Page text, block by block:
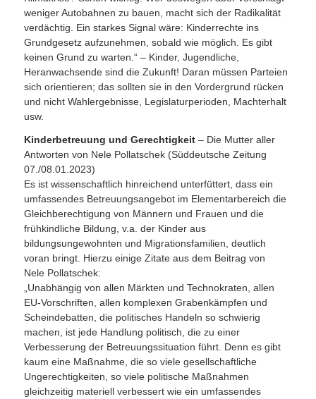
weniger Autobahnen zu bauen, macht sich der Radikalität
verdächtig. Ein starkes Signal wäre: Kinderrechte ins
Grundgesetz aufzunehmen, sobald wie möglich. Es gibt
keinen Grund zu warten.“ – Kinder, Jugendliche,
Heranwachsende sind die Zukunft! Daran müssen Parteien
sich orientieren; das sollten sie in den Vordergrund rücken
und nicht Wahlergebnisse, Legislaturperioden, Machterhalt
usw.
Kinderbetreuung und Gerechtigkeit– Die Mutter aller
Antworten von Nele Pollatschek (Süddeutsche Zeitung
07./08.01.2023)
Es ist wissenschaftlich hinreichend unterfüttert, dass ein
umfassendes Betreuungsangebot im Elementarbereich die
Gleichberechtigung von Männern und Frauen und die
frühkindliche Bildung, v.a. der Kinder aus
bildungsungewohnten und Migrationsfamilien, deutlich
voran bringt. Hierzu einige Zitate aus dem Beitrag von
Nele Pollatschek:
„Unabhängig von allen Märkten und Technokraten, allen
EU-Vorschriften, allen komplexen Grabenkämpfen und
Scheindebatten, die politisches Handeln so schwierig
machen, ist jede Handlung politisch, die zu einer
Verbesserung der Betreuungssituation führt. Denn es gibt
kaum eine Maßnahme, die so viele gesellschaftliche
Ungerechtigkeiten, so viele politische Maßnahmen
gleichzeitig materiell verbessert wie ein umfassendes